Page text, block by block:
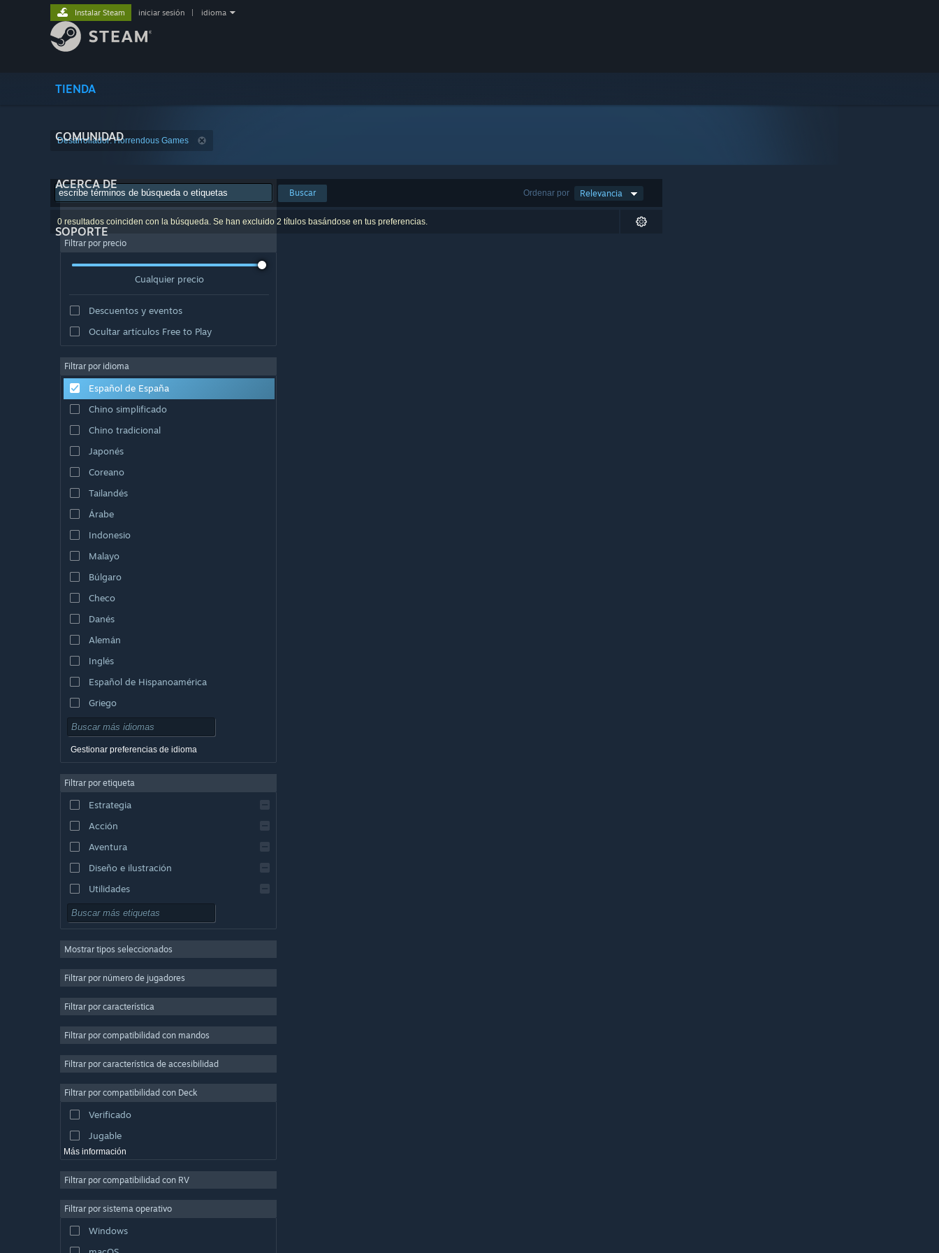
TIENDA
COMUNIDAD
ACERCA DE
SOPORTE
Instalar Steam iniciar sesión idioma
Desarrollador: Horrendous Games
Ordenar por Relevancia
Buscar
0 resultados coinciden con la búsqueda. Se han excluido 2 títulos basándose en tus preferencias.
Filtrar por precio
Cualquier precio
Descuentos y eventos
Ocultar artículos Free to Play
Filtrar por idioma
Español de España
Chino simplificado
Chino tradicional
Japonés
Coreano
Tailandés
Árabe
Indonesio
Malayo
Búlgaro
Checo
Danés
Alemán
Inglés
Español de Hispanoamérica
Griego
Gestionar preferencias de idioma
Filtrar por etiqueta
Estrategia
Acción
Aventura
Diseño e ilustración
Utilidades
Free to Play
Multijugador masivo
Casuales
Simulación
Producción de vídeo
Edición fotográfica
Mostrar tipos seleccionados
Filtrar por número de jugadores
Filtrar por característica
Filtrar por compatibilidad con mandos
Filtrar por característica de accesibilidad
Filtrar por compatibilidad con Deck
Verificado
Jugable
Más información
Filtrar por compatibilidad con RV
Filtrar por sistema operativo
Windows